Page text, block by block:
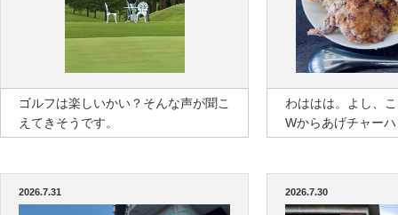
ゴルフは楽しいかい？そんな声が聞こ
えてきそうです。
わははは。よし、
Wからあげチャー
2026.7.31 2026.7.30